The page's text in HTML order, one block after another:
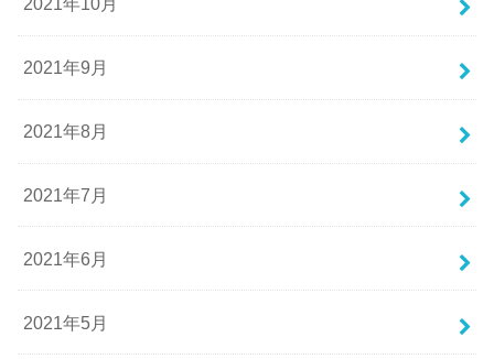
2021年9月
2021年8月
2021年7月
2021年6月
2021年5月